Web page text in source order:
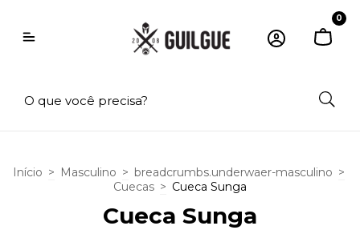
0
Início > Masculino > breadcrumbs.underwaer-masculino >
Cuecas > Cueca Sunga
Cueca Sunga